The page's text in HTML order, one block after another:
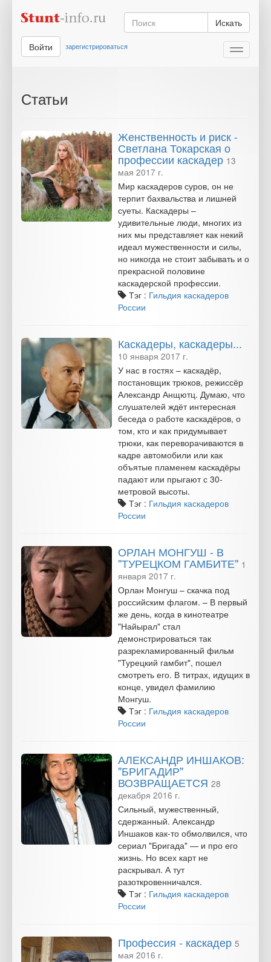
Искать
Toggle
Войти зарегистрироваться
Статьи
Женственность и риск -
Светлана Токарская о
профессии каскадер 13
мая 2017 г.
Мир каскадеров суров, он не
терпит бахвальства и лишней
суеты. Каскадеры –
удивительные люди, многих из
них мы представляет как некий
идеал мужественности и силы,
но никогда не стоит забывать и о
прекрасной половине
каскадерской профессии.
Тэг : Гильдия каскадеров
России
Каскадеры, каскадеры...
10 января 2017 г.
У нас в гостях – каскадёр,
постановщик трюков, режиссёр
Александр Анщютц. Думаю, что
слушателей ждёт интересная
беседа о работе каскадёров, о
том, кто и как придумывает
трюки, как переворачиваются в
кадре автомобили или как
объятые пламенем каскадёры
падают или прыгают с 30-
метровой высоты.
Тэг : Гильдия каскадеров
России
ОРЛАН МОНГУШ - В
"ТУРЕЦКОМ ГАМБИТЕ" 1
января 2017 г.
Орлан Монгуш – скачка под
российским флагом. – В первый
же день, когда в кинотеатре
"Найырал" стал
демонстрироваться так
разрекламированный фильм
"Турецкий гамбит", пошел
смотреть его. В титрах, идущих в
конце, увидел фамилию
Монгуш.
Тэг : Гильдия каскадеров
России
АЛЕКСАНДР ИНШАКОВ:
"БРИГАДИР"
ВОЗВРАЩАЕТСЯ 28
декабря 2016 г.
Сильный, мужественный,
сдержанный. Александр
Иншаков как-то обмолвился, что
сериал "Бригада" — и про его
жизнь. Но всех карт не
раскрывал. А тут
разоткровенничался.
Тэг : Гильдия каскадеров
России
Профессия - каскадер 5
мая 2016 г.